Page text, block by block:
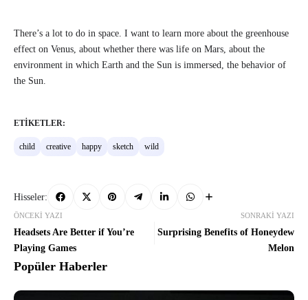
There’s a lot to do in space. I want to learn more about the greenhouse
effect on Venus, about whether there was life on Mars, about the
environment in which Earth and the Sun is immersed, the behavior of
the Sun.
ETIKETLER:
child creative happy sketch wild
Hisseler:
ÖNCEKI YAZI
Headsets Are Better if You’re
Playing Games
SONRAKI YAZI
Surprising Benefits of Honeydew
Melon
Popüler Haberler